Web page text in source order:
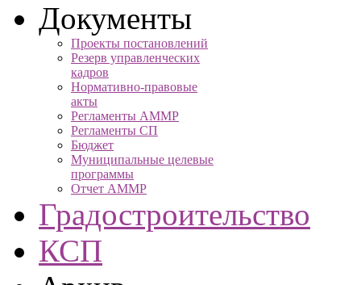
Документы
Проекты постановлений
Резерв управленческих
кадров
Нормативно-правовые
акты
Регламенты АММР
Регламенты СП
Бюджет
Муниципальные целевые
программы
Отчет АММР
Градостроительство
КСП